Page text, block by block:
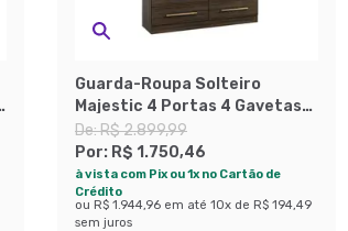
Guarda-Roupa Solteiro
Majestic 4 Portas 4 Gavetas
Capuccino
De:R$ 2.899,99
Por: R$ 1.750,46
à vista com Pix ou 1x no Cartão de
Crédito
ou R$ 1.944,96 em até 10x de R$ 194,49
sem juros